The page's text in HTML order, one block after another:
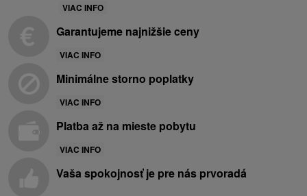
VIAC INFO
Garantujeme najnižšie ceny
VIAC INFO
Minimálne storno poplatky
VIAC INFO
Platba až na mieste pobytu
VIAC INFO
Vaša spokojnosť je pre nás prvoradá